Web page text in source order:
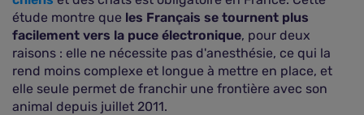
étude montre que les Français se tournent plus
facilement vers la puce électronique, pour deux
raisons : elle ne nécessite pas d'anesthésie, ce qui la
rend moins complexe et longue à mettre en place, et
elle seule permet de franchir une frontière avec son
animal depuis juillet 2011.